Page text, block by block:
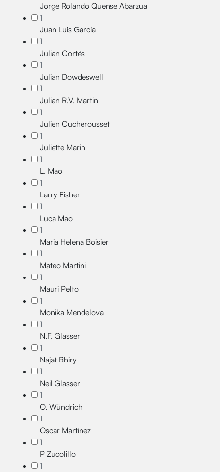
Jorge Rolando Quense Abarzua
1
Juan Luis García
1
Julian Cortés
1
Julian Dowdeswell
1
Julian R.V. Martin
1
Julien Cucherousset
1
Juliette Marin
1
L. Mao
1
Larry Fisher
1
Luca Mao
1
Maria Helena Boisier
1
Mateo Martini
1
Mauri Pelto
1
Monika Mendelova
1
N.F. Glasser
1
Najat Bhiry
1
Neil Glasser
1
O. Wündrich
1
Oscar Martínez
1
P Zucolillo
1